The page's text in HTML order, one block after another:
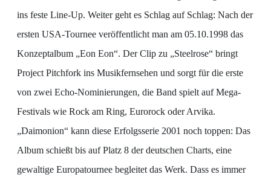
ins feste Line-Up. Weiter geht es Schlag auf Schlag: Nach der
ersten USA-Tournee veröffentlicht man am 05.10.1998 das
Konzeptalbum „Eon Eon“. Der Clip zu „Steelrose“ bringt
Project Pitchfork ins Musikfernsehen und sorgt für die erste
von zwei Echo-Nominierungen, die Band spielt auf Mega-
Festivals wie Rock am Ring, Eurorock oder Arvika.
„Daimonion“ kann diese Erfolgsserie 2001 noch toppen: Das
Album schießt bis auf Platz 8 der deutschen Charts, eine
gewaltige Europatournee begleitet das Werk. Dass es immer